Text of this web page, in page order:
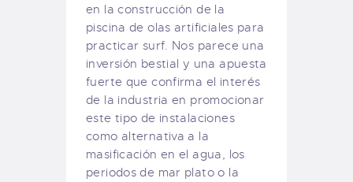
en la construcción de la
piscina de olas artificiales para
practicar surf. Nos parece una
inversión bestial y una apuesta
fuerte que confirma el interés
de la industria en promocionar
este tipo de instalaciones
como alternativa a la
masificación en el agua, los
periodos de mar plato o la